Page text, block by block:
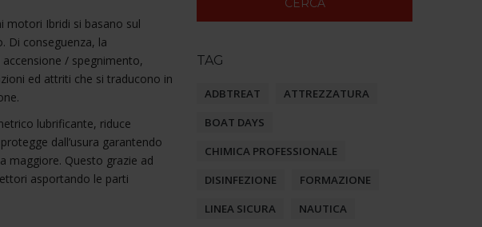
motori Ibridi si basano sul
Di conseguenza, la
/ spegnimento,
ed attriti che si traducono in
lubrificante, riduce
dall’usura garantendo
maggiore. Questo grazie ad
asportando le parti
TAG
ADBTREAT
ATTREZZATURA
BOAT DAYS
CHIMICA PROFESSIONALE
DISINFEZIONE
FORMAZIONE
LINEA SICURA
NAUTICA